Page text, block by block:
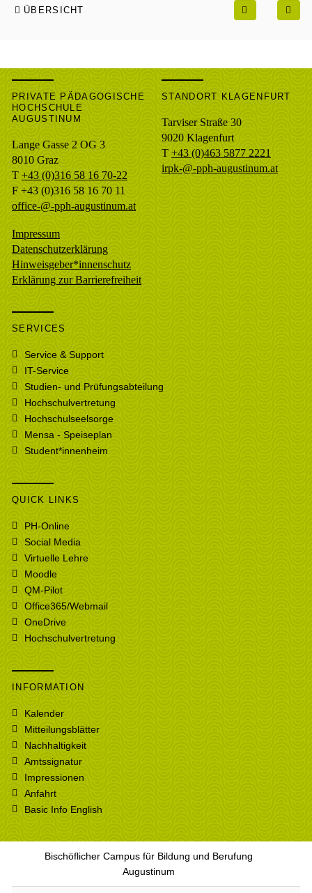
ÜBERSICHT
PRIVATE PÄDAGOGISCHE
HOCHSCHULE
AUGUSTINUM
Lange Gasse 2 OG 3
8010 Graz
T +43 (0)316 58 16 70-22
F +43 (0)316 58 16 70 11
office-@-pph-augustinum.at
Impressum
Datenschutzerklärung
Hinweisgeber*innenschutz
Erklärung zur Barrierefreiheit
STANDORT KLAGENFURT
Tarviser Straße 30
9020 Klagenfurt
T +43 (0)463 5877 2221
irpk-@-pph-augustinum.at
SERVICES
Service & Support
IT-Service
Studien- und Prüfungsabteilung
Hochschulvertretung
Hochschulseelsorge
Mensa - Speiseplan
Student*innenheim
QUICK LINKS
PH-Online
Social Media
Virtuelle Lehre
Moodle
QM-Pilot
Office365/Webmail
OneDrive
Hochschulvertretung
INFORMATION
Kalender
Mitteilungsblätter
Nachhaltigkeit
Amtssignatur
Impressionen
Anfahrt
Basic Info English
Bischöflicher Campus für Bildung und Berufung
Augustinum